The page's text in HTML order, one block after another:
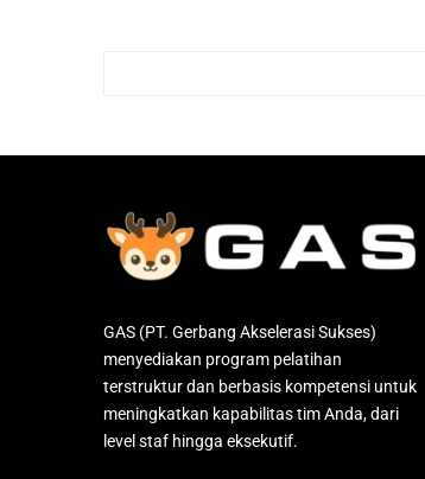
GAS (PT. Gerbang Akselerasi Sukses)
menyediakan program pelatihan
terstruktur dan berbasis kompetensi untuk
meningkatkan kapabilitas tim Anda, dari
level staf hingga eksekutif.